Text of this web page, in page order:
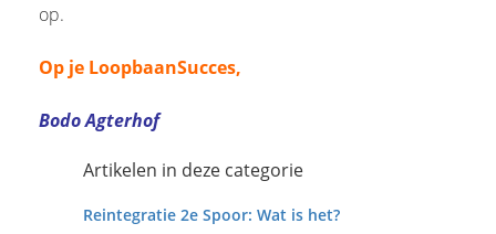
op.
Op je LoopbaanSucces,
Bodo Agterhof
Artikelen in deze categorie
Reintegratie 2e Spoor: Wat is het?